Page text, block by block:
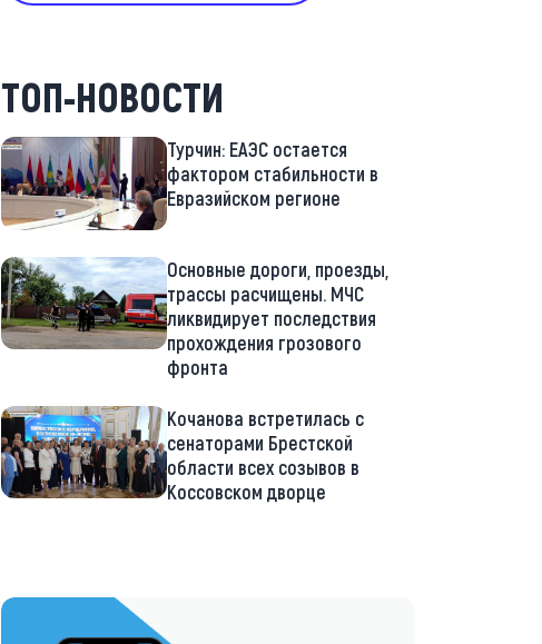
ТОП-НОВОСТИ
Турчин: ЕАЭС остается
фактором стабильности в
Евразийском регионе
Основные дороги, проезды,
трассы расчищены. МЧС
ликвидирует последствия
прохождения грозового
фронта
Кочанова встретилась с
сенаторами Брестской
области всех созывов в
Коссовском дворце
https://t.me/minskctvby